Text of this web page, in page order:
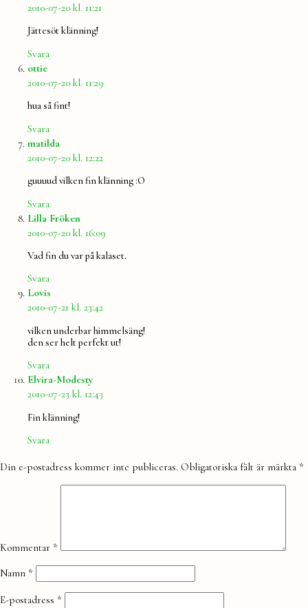
2010-07-20 kl. 11:21
Jättesöt klänning!
Svara
ottiesäger:
2010-07-20 kl. 11:29
hua så fint!
Svara
matilda
2010-07-20 kl. 12:22
guuuud vilken fin klänning :O
Svara
Lilla Fröken
2010-07-20 kl. 16:09
Vad fin du var på kalaset.
Svara
Lovis
2010-07-21 kl. 23:42
vilken underbar himmelsäng!
den ser helt perfekt ut!
Svara
Elvira-Modestysäger:
2010-07-23 kl. 12:43
Fin klänning!
Svara
Lämna
Din e-postadress kommer inte publiceras. Obligatoriska fält är märkta *
Kommentar *
Namn *
E-postadress *